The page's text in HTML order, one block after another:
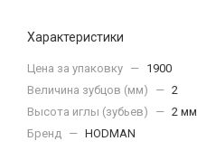
Характеристики
Цена за упаковку — 1900
Величина зубцов (мм)
— 2
Высота иглы (зубьев)
— 2 мм
Бренд — HODMAN